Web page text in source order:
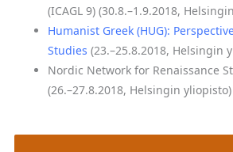
(ICAGL 9) (30.8.–1.9.2018,
Humanist Greek (HUG):
Studies (23.–25.8.2018, Helsingin
Nordic Network for Renaissance
(26.–27.8.2018, Helsingin yliopisto)